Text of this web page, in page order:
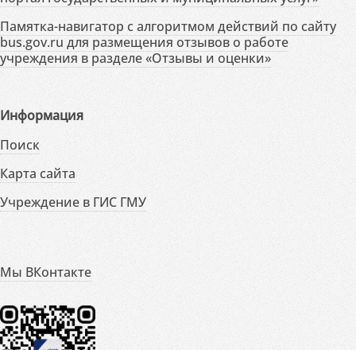
Памятка-навигатор с алгоритмом действий по сайту
bus.gov.ru для размещения отзывов о работе
учреждения в разделе «Отзывы и оценки»
Информация
Поиск
Карта сайта
Учреждение в ГИС ГМУ
Мы ВКонтакте